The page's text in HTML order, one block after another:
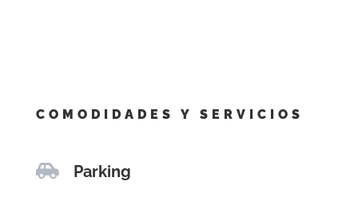
COMODIDADES Y SERVICIOS
 Parking